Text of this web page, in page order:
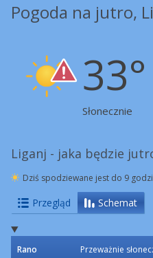
Pogoda na jutro,
33°
Słonecznie
Liganj - jaka będzie
Dziś spodziewane jest do 9
Przegląd Schemat
Rano Przeważnie